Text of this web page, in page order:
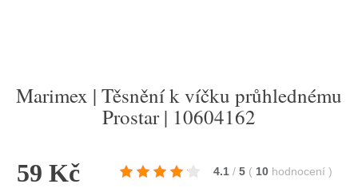
Marimex | Těsnění k víčku průhlednému
Prostar | 10604162
59 Kč 4.1 / 5 ( 10 hodnocení )